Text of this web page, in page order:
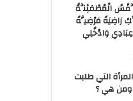
الْمُطْمَئِنَّةُ
رَاضِيَةً مَرْضِيَّةً
وَادْخُلِي
التي طلبت
ومن هي ؟